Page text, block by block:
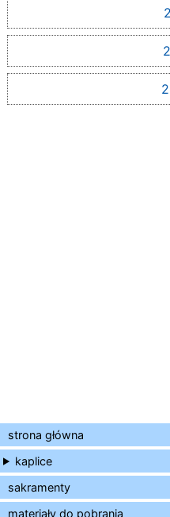
strona główna
kaplice
sakramenty
materiały do pobrania